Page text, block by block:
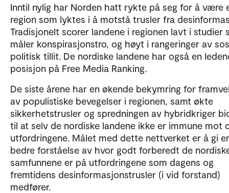
Inntil nylig har Norden hatt rykte på seg for å være
region som lyktes i å motstå trusler fra
Tradisjonelt scorer landene i regionen lavt i studier
måler konspirasjonstro, og høyt i rangeringer av
politisk tillit. De nordiske landene har også en
posisjon på Free Media Ranking.
De siste årene har en økende bekymring for
av populistiske bevegelser i regionen, samt økte
sikkerhetstrusler og spredningen av hybridkriger
til at selv de nordiske landene ikke er immune mot
utfordringene. Målet med dette nettverket er å gi
bedre forståelse av hvor godt forberedt de
samfunnene er på utfordringene som dagens og
fremtidens desinformasjonstrusler (i vid forstand)
medfører.